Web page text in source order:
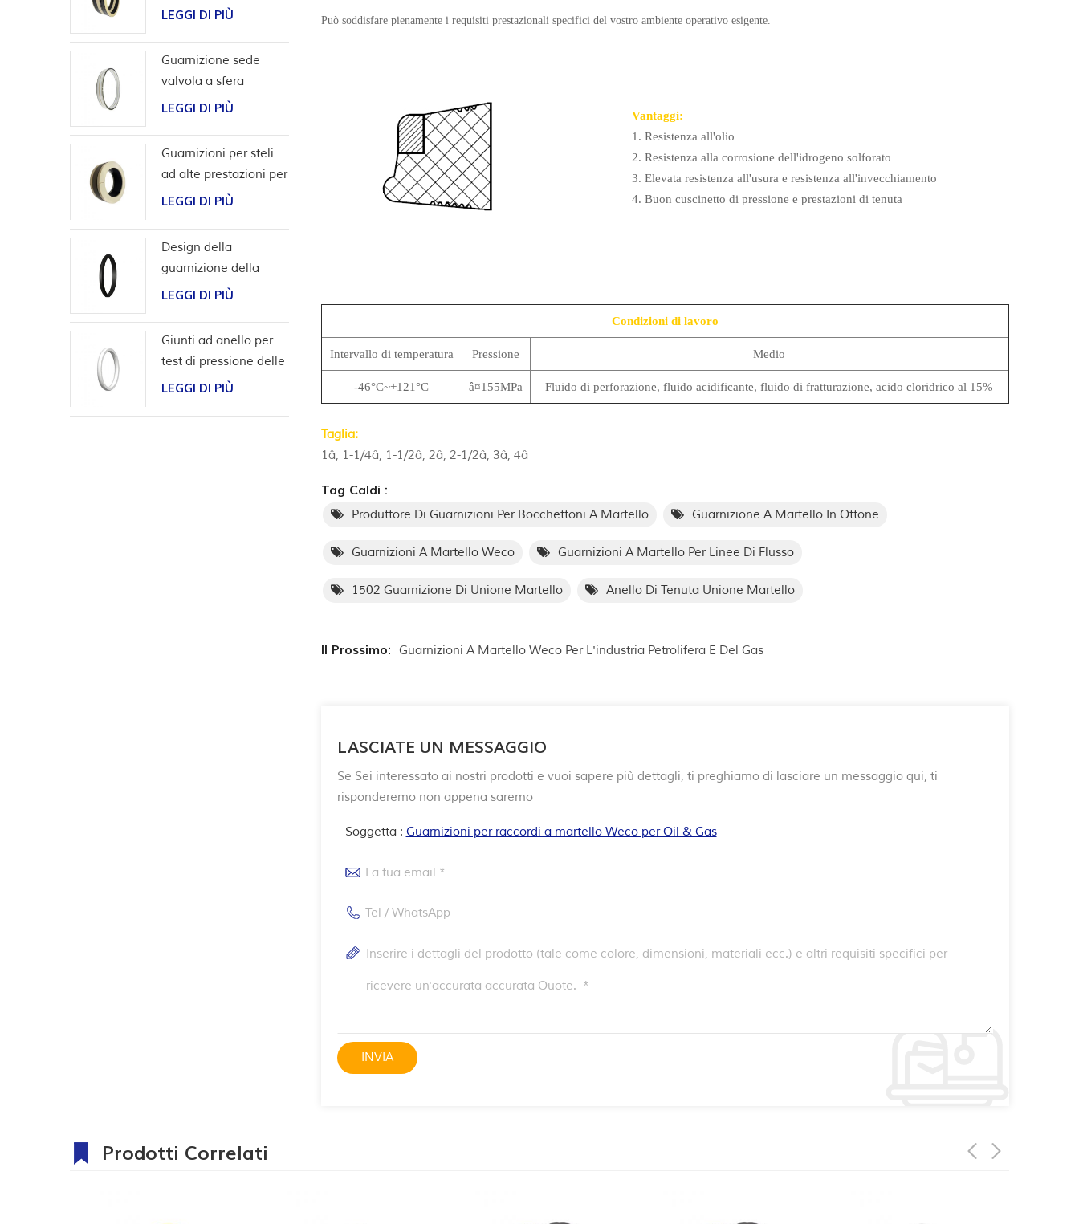
Può soddisfare pienamente i requisiti prestazionali specifici del vostro ambiente operativo esigente.
Vantaggi:
1. Resistenza all'olio
2. Resistenza alla corrosione dell'idrogeno solforato
3. Elevata resistenza all'usura e resistenza all'invecchiamento
4. Buon cuscinetto di pressione e prestazioni di tenuta
Condizioni di lavoro
Intervallo di temperatura Pressione Medio
-46°C~+121°C â¤155MPa Fluido di perforazione, fluido acidificante, fluido di fratturazione, acido cloridrico al 15%
Taglia:
1â, 1-1/4â, 1-1/2â, 2â, 2-1/2â, 3â, 4â
Tag Caldi :
Produttore Di Guarnizioni Per Bocchettoni A Martello Guarnizione A Martello In Ottone
Guarnizioni A Martello Weco Guarnizioni A Martello Per Linee Di Flusso
1502 Guarnizione Di Unione Martello Anello Di Tenuta Unione Martello
Il Prossimo: Guarnizioni A Martello Weco Per L'industria Petrolifera E Del Gas
LASCIATE UN MESSAGGIO
Se Sei interessato ai nostri prodotti e vuoi sapere più dettagli, ti preghiamo di lasciare un messaggio qui, ti
risponderemo non appena saremo
Soggetta : Guarnizioni per raccordi a martello Weco per Oil & Gas
scorrevole per utensili
LEGGI DI PIÙ
Guarnizione sede
valvola a sfera
bidirezionale ad alta
LEGGI DI PIÙ
Guarnizioni per steli
ad alte prestazioni per
applicazioni con
LEGGI DI PIÙ
Design della
guarnizione della
scanalatura a coda di
LEGGI DI PIÙ
Giunti ad anello per
test di pressione delle
valvole
LEGGI DI PIÙ
Prodotti Correlati